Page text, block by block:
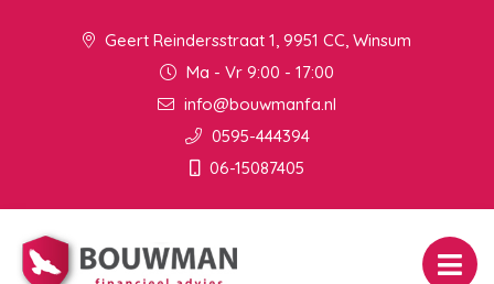
Geert Reindersstraat 1, 9951 CC, Winsum
Ma - Vr 9:00 - 17:00
info@bouwmanfa.nl
0595-444394
06-15087405